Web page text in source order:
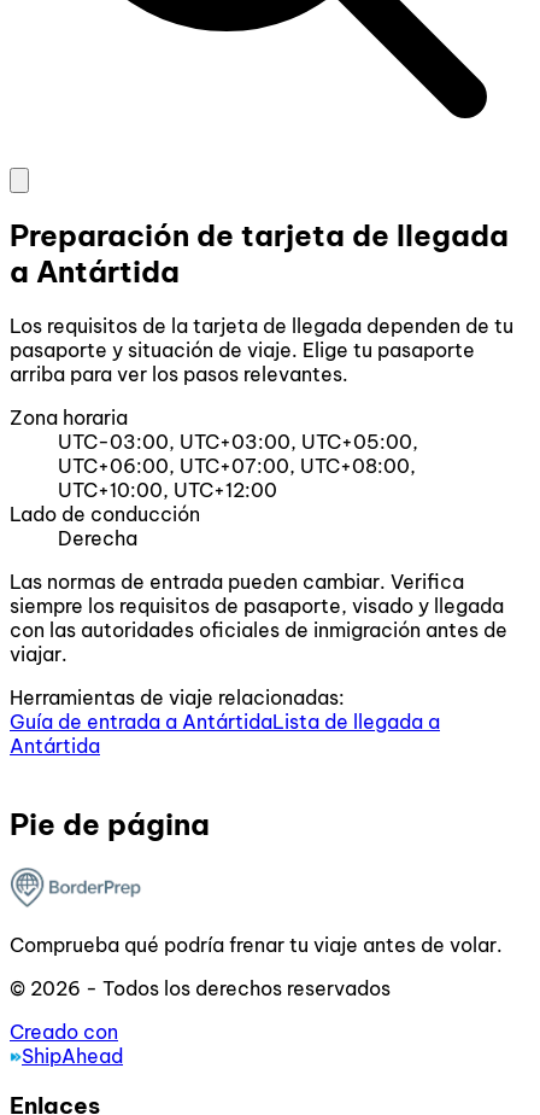
Preparación de tarjeta de llegada
a Antártida
Los requisitos de la tarjeta de llegada dependen de tu
pasaporte y situación de viaje. Elige tu pasaporte
arriba para ver los pasos relevantes.
Zona horaria
UTC-03:00, UTC+03:00, UTC+05:00,
UTC+06:00, UTC+07:00, UTC+08:00,
UTC+10:00, UTC+12:00
Lado de conducción
Derecha
Las normas de entrada pueden cambiar. Verifica
siempre los requisitos de pasaporte, visado y llegada
con las autoridades oficiales de inmigración antes de
viajar.
Herramientas de viaje relacionadas:
Guía de entrada a AntártidaLista de llegada a
Antártida
Pie de página
Comprueba qué podría frenar tu viaje antes de volar.
© 2026 - Todos los derechos reservados
Creado con
ShipAhead
Enlaces